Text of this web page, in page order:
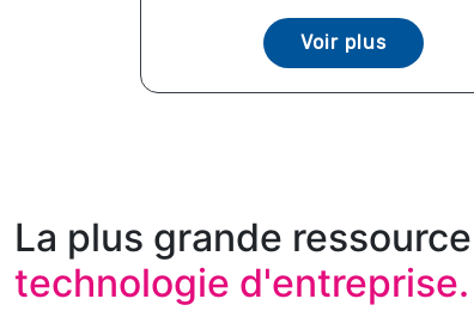
Voir plus
La plus grande
technologie d'entreprise.